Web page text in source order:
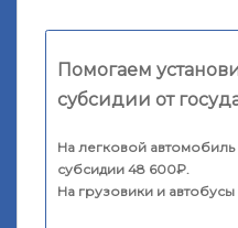
Помогаем
субсидии от
На легковой
субсидии 48 600₽.
На грузовики и